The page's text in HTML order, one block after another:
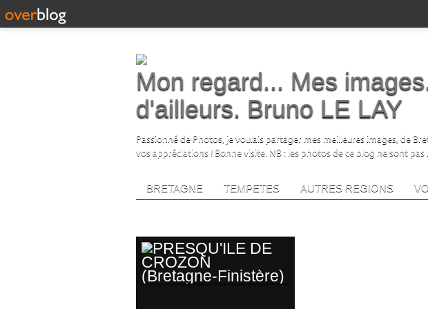
Mon regard... Mes
d'ailleurs. Bruno LE LAY
Passionné de Photos, je voulais partager mes meilleures images, de
vos appréciations ! Bonne visite. NB : les photos de ce blog ne sont
BRETAGNE TEMPETES AUTRES REGIONS